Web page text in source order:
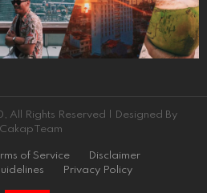
Rights Reserved | Designed By
of Service
Disclaimer
Privacy Policy